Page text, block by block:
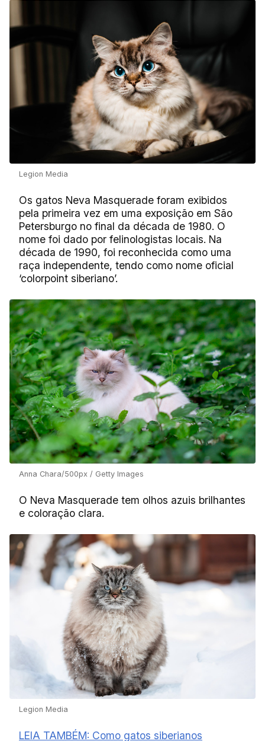
Legion Media
Os gatos Neva Masquerade foram exibidos
pela primeira vez em uma exposição em São
Petersburgo no final da década de 1980. O
nome foi dado por felinologistas locais. Na
década de 1990, foi reconhecida como uma
raça independente, tendo como nome oficial
‘colorpoint siberiano’.
Anna Chara/500px / Getty Images
O Neva Masquerade tem olhos azuis brilhantes
e coloração clara.
Legion Media
LEIA TAMBÉM: Como gatos siberianos